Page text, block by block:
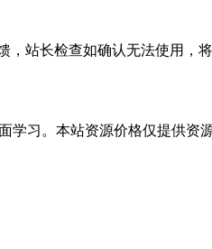
站长检查如确认无法使用，
学习。本站资源价格仅提供资